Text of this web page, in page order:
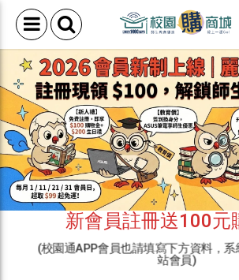
新會員註冊送100元
(校園通APP會員也請填寫下方資料，
站會員)